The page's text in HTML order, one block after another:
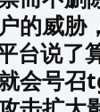
的威胁
台说了
会号召